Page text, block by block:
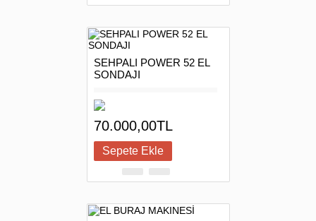
SEHPALI POWER 52 EL
SONDAJI
70.000,00TL